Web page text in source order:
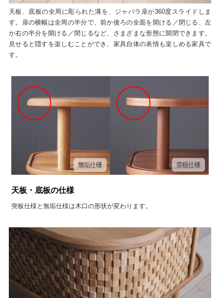
天板、底板の全周に彫られた溝を、ジャバラ扉が360度スライドしま
す。扉の横幅は全周の半分で、前か後ろの全面を開ける／閉じる、左
か右の半分を開ける／閉じるなど、さまざまな形態に開閉できます。
見せると隠すを楽しむことができ、家具自体の表情も楽しめる家具で
す。
天板・底板の仕様
突板仕様と無垢仕様は木口の形状が変わります。